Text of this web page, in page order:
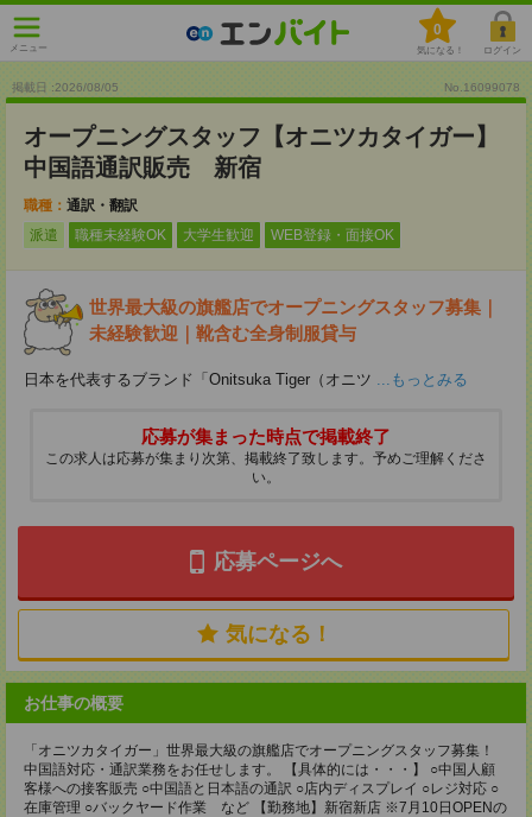
メニュー
0
気になる！ ログイン
掲載日 :2026/08/05 No.16099078
オープニングスタッフ【オニツカタイガー】
中国語通訳販売 新宿
職種： 通訳・翻訳
派遣
職種未経験OK 大学生歓迎 WEB登録・面接OK
世界最大級の旗艦店でオープニングスタッフ募集｜
未経験歓迎｜靴含む全身制服貸与
日本を代表するブランド「Onitsuka Tiger（オニツ ...もっとみる
応募が集まった時点で掲載終了
この求人は応募が集まり次第、掲載終了致します。予めご理解くださ
い。
応募ページへ
気になる！
お仕事の概要
「オニツカタイガー」世界最大級の旗艦店でオープニングスタッフ募集！
中国語対応・通訳業務をお任せします。 【具体的には・・・】 ○中国人顧
客様への接客販売 ○中国語と日本語の通訳 ○店内ディスプレイ ○レジ対応 ○
在庫管理 ○バックヤード作業 など 【勤務地】新宿新店 ※7月10日OPENの